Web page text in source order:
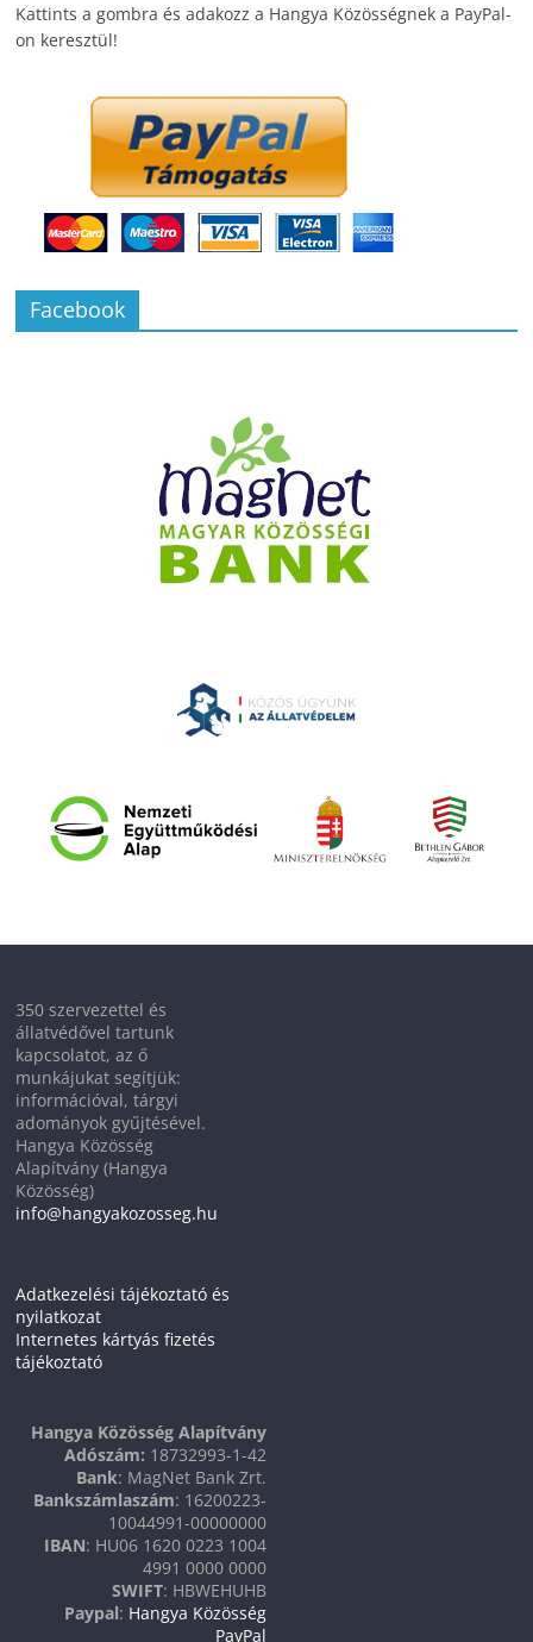
Kattints a gombra és adakozz a Hangya Közösségnek a PayPal-
on keresztül!
Facebook
350 szervezettel és
állatvédővel tartunk
kapcsolatot, az ő
munkájukat segítjük:
információval, tárgyi
adományok gyűjtésével.
Hangya Közösség
Alapítvány (Hangya
Közösség)
info@hangyakozosseg.hu
Adatkezelési tájékoztató és
nyilatkozat
Internetes kártyás fizetés
tájékoztató
Hangya Közösség Alapítvány
Adószám: 18732993-1-42
Bank: MagNet Bank Zrt.
Bankszámlaszám: 16200223-
10044991-00000000
IBAN: HU06 1620 0223 1004
4991 0000 0000
SWIFT: HBWEHUHB
Paypal: Hangya Közösség
PayPal